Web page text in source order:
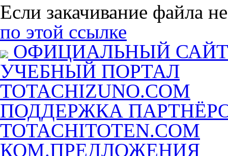
Если закачивание файла
по этой ссылке
ОФИЦИАЛЬНЫЙ
УЧЕБНЫЙ ПОРТАЛ
TOTACHIZUNO.COM
ПОДДЕРЖКА
TOTACHITOTEN.COM
КОМ.ПРЕДЛОЖЕНИЯ